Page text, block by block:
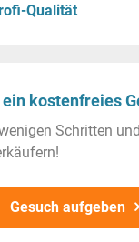
Qualität
kostenfreies
Schritten
Gesuch aufgeben